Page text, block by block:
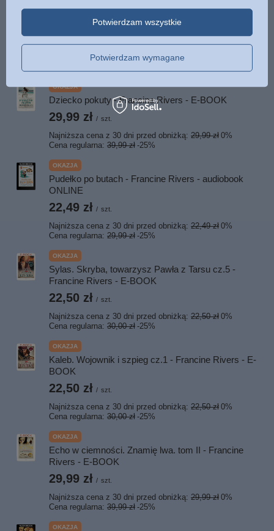
ISBN Więcej 978-83-934169-7-4
POLECAMY
OKAZJA
Dziecko pokuty - Francine Rivers - E-BOOK
29,99 zł / szt.
Najniższa cena z 30 dni przed obniżką: 29,99 zł 0%
Cena regularna: 39,99 zł -25%
OKAZJA
Pudełko po butach - Francine Rivers - audiobook
ONLINE
22,49 zł / szt.
Najniższa cena z 30 dni przed obniżką: 22,49 zł 0%
Cena regularna: 29,99 zł -25%
OKAZJA
Sylas. Skryba, towarzysz Pawła z Tarsu cz.5 -
Francine Rivers - E-BOOK
22,50 zł / szt.
Najniższa cena z 30 dni przed obniżką: 22,50 zł 0%
Cena regularna: 30,00 zł -25%
OKAZJA
Kaleb. Wojownik i szpieg cz.1 - Francine Rivers - E-
BOOK
22,50 zł / szt.
Najniższa cena z 30 dni przed obniżką: 22,50 zł 0%
Cena regularna: 30,00 zł -25%
OKAZJA
Echo w ciemności. Znamię lwa. tom II - Francine
Rivers - E-BOOK
29,99 zł / szt.
Najniższa cena z 30 dni przed obniżką: 29,99 zł 0%
Cena regularna: 39,99 zł -25%
OKAZJA
Potwierdzam wymagane
Potwierdzam wszystkie